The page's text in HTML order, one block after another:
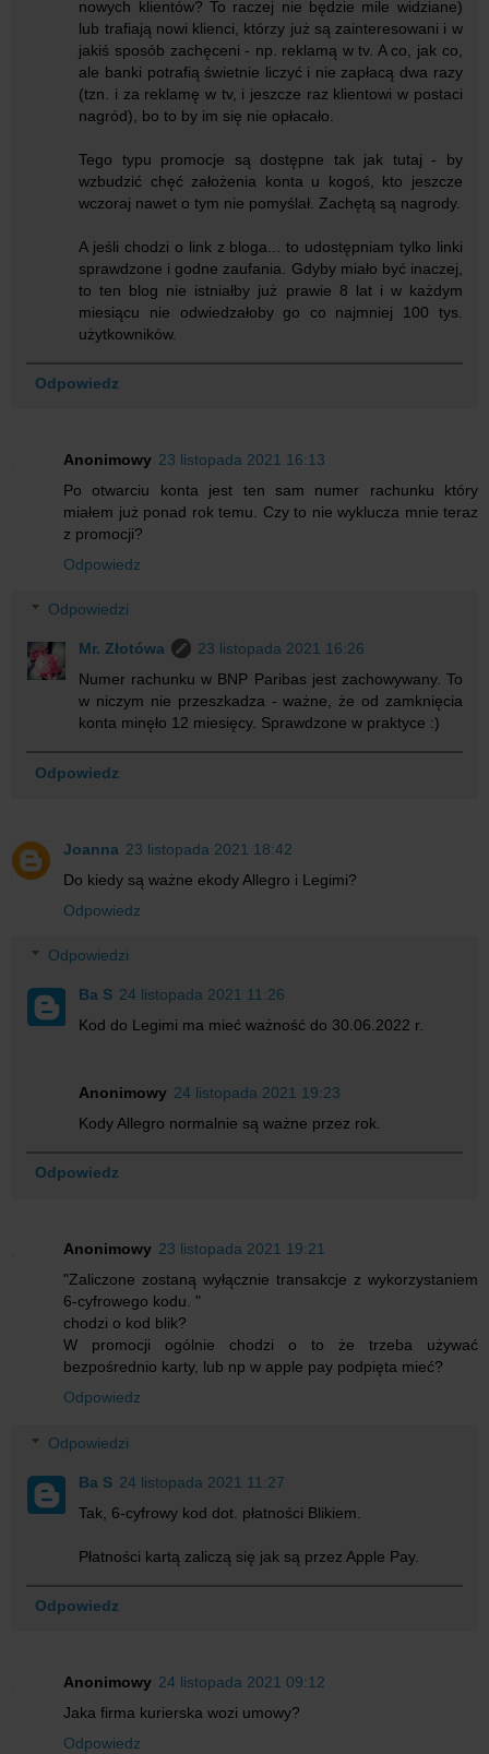
nowych klientów? To raczej nie będzie mile widziane)
lub trafiają nowi klienci, którzy już są zainteresowani i w
jakiś sposób zachęceni - np. reklamą w tv. A co, jak co,
ale banki potrafią świetnie liczyć i nie zapłacą dwa razy
(tzn. i za reklamę w tv, i jeszcze raz klientowi w postaci
nagród), bo to by im się nie opłacało.
Tego typu promocje są dostępne tak jak tutaj - by
wzbudzić chęć założenia konta u kogoś, kto jeszcze
wczoraj nawet o tym nie pomyślał. Zachętą są nagrody.
A jeśli chodzi o link z bloga... to udostępniam tylko linki
sprawdzone i godne zaufania. Gdyby miało być inaczej,
to ten blog nie istniałby już prawie 8 lat i w każdym
miesiącu nie odwiedzałoby go co najmniej 100 tys.
użytkowników.
Odpowiedz
Anonimowy 23 listopada 2021 16:13
Po otwarciu konta jest ten sam numer rachunku który
miałem już ponad rok temu. Czy to nie wyklucza mnie teraz
z promocji?
Odpowiedz
Odpowiedzi
Mr. Złotówa
23 listopada 2021 16:26
Numer rachunku w BNP Paribas jest zachowywany. To
w niczym nie przeszkadza - ważne, że od zamknięcia
konta minęło 12 miesięcy. Sprawdzone w praktyce :)
Odpowiedz
Joanna 23 listopada 2021 18:42
Do kiedy są ważne ekody Allegro i Legimi?
Odpowiedz
Odpowiedzi
Ba S 24 listopada 2021 11:26
Kod do Legimi ma mieć ważność do 30.06.2022 r.
Anonimowy 24 listopada 2021 19:23
Kody Allegro normalnie są ważne przez rok.
Odpowiedz
Anonimowy 23 listopada 2021 19:21
"Zaliczone zostaną wyłącznie transakcje z wykorzystaniem
6-cyfrowego kodu. "
chodzi o kod blik?
W promocji ogólnie chodzi o to że trzeba używać
bezpośrednio karty, lub np w apple pay podpięta mieć?
Odpowiedz
Odpowiedzi
Ba S 24 listopada 2021 11:27
Tak, 6-cyfrowy kod dot. płatności Blikiem.
Płatności kartą zaliczą się jak są przez Apple Pay.
Odpowiedz
Anonimowy 24 listopada 2021 09:12
Jaka firma kurierska wozi umowy?
Odpowiedz